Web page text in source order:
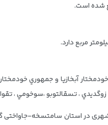
شده است.
زوگديدي ، تسقالتوبو ،سوخومي ،